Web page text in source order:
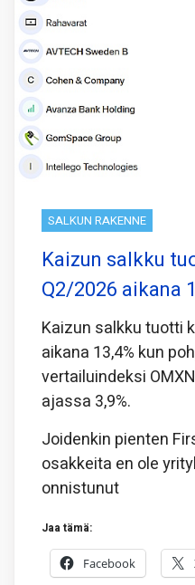
SALKUN RAKENNE
Kaizun salkku
Q2/2026 aikana
Kaizun salkku tuotti
aikana 13,4% kun
vertailuindeksi
ajassa 3,9%.
Joidenkin pienten
osakkeita en ole
onnistunut
Jaa tämä:
Facebook